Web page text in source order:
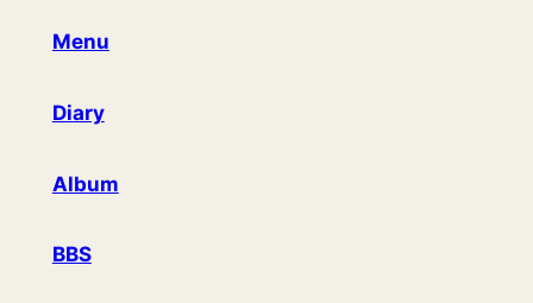
Menu
Diary
Album
BBS